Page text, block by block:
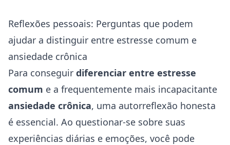
Reflexões pessoais: Perguntas que podem
ajudar a distinguir entre estresse comum e
ansiedade crônica
Para conseguir diferenciar entre estresse
comum e a frequentemente mais incapacitante
ansiedade crônica, uma autorreflexão honesta
é essencial. Ao questionar-se sobre suas
experiências diárias e emoções, você pode